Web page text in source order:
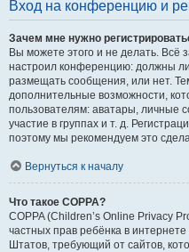
Вход на конференцию и
Зачем мне нужно
Вы можете этого и не делать. Всё
настроил конференцию: должны
размещать сообщения, или нет.
дополнительные возможности,
пользователям: аватары, личные
участие в группах и т. д.
поэтому мы рекомендуем это
Вернуться к началу
Что такое COPPA?
COPPA (Children’s Online Privacy
частных прав ребёнка в
Штатов, требующий от сайтов,